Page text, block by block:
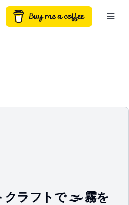
theme
クラフトで 🌫️ 霧を